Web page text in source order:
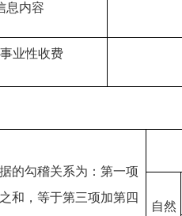
息内容
业性收费
的勾稽关系为：第一项
和，等于第三项加第四
自然